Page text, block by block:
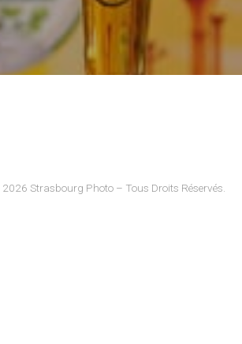
Strasbourg Photo – Tous Droits Réservés.